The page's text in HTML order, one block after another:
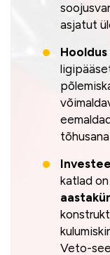
asjatut
katlad on
Veto-